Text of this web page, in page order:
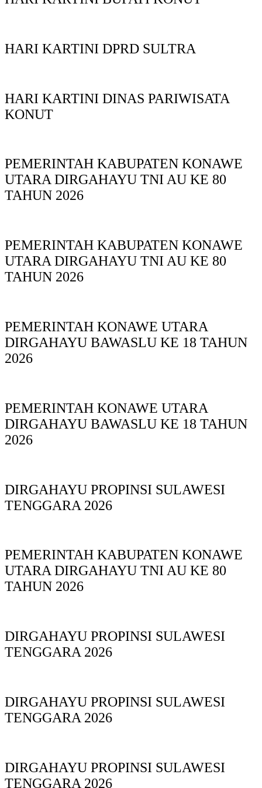
HARI KARTINI DPRD SULTRA
HARI KARTINI DINAS PARIWISATA
KONUT
PEMERINTAH KABUPATEN KONAWE
UTARA DIRGAHAYU TNI AU KE 80
TAHUN 2026
PEMERINTAH KABUPATEN KONAWE
UTARA DIRGAHAYU TNI AU KE 80
TAHUN 2026
PEMERINTAH KONAWE UTARA
DIRGAHAYU BAWASLU KE 18 TAHUN
2026
PEMERINTAH KONAWE UTARA
DIRGAHAYU BAWASLU KE 18 TAHUN
2026
DIRGAHAYU PROPINSI SULAWESI
TENGGARA 2026
PEMERINTAH KABUPATEN KONAWE
UTARA DIRGAHAYU TNI AU KE 80
TAHUN 2026
DIRGAHAYU PROPINSI SULAWESI
TENGGARA 2026
DIRGAHAYU PROPINSI SULAWESI
TENGGARA 2026
DIRGAHAYU PROPINSI SULAWESI
TENGGARA 2026